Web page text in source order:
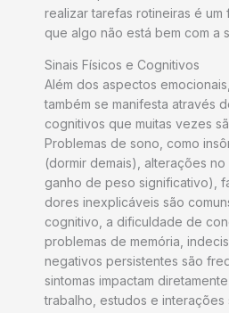
realizar tarefas rotineiras é
que algo não está bem com a
Sinais Físicos e Cognitivos
Além dos aspectos
também se manifesta através
cognitivos que muitas vezes
Problemas de sono, como
(dormir demais), alterações
ganho de peso significativo),
dores inexplicáveis são
cognitivo, a dificuldade de
problemas de memória,
negativos persistentes são
sintomas impactam
trabalho, estudos e